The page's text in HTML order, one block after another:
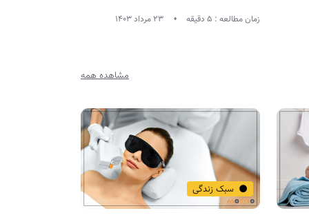
زمان مطالعه : 5 دقیقه
مشاهده همه
سبک زندگی